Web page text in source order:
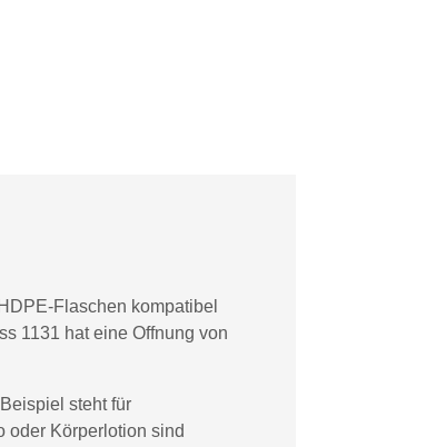
Flaschen kompatibel
1131 hat eine Offnung von
steht für
oder Körperlotion sind